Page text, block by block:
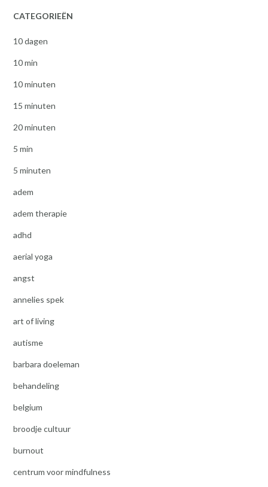
CATEGORIEËN
10 dagen
10 min
10 minuten
15 minuten
20 minuten
5 min
5 minuten
adem
adem therapie
adhd
aerial yoga
angst
annelies spek
art of living
autisme
barbara doeleman
behandeling
belgium
broodje cultuur
burnout
centrum voor mindfulness